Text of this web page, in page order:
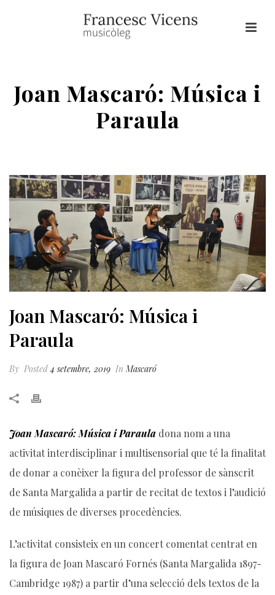
Joan Mascaró: Música i
Paraula
Joan Mascaró: Música i
Paraula
By Posted4 setembre, 2019 In Mascaró
Joan Mascaró: Música i Paraula dona nom a una
activitat interdisciplinar i multisensorial que té la finalitat
de donar a conèixer la figura del professor de sànscrit
de Santa Margalida a partir de recitat de textos i l’audició
de músiques de diverses procedències.
L’activitat consisteix en un concert comentat centrat en
la figura de Joan Mascaró Fornés (Santa Margalida 1897-
Cambridge 1987) a partir d’una selecció dels textos de la